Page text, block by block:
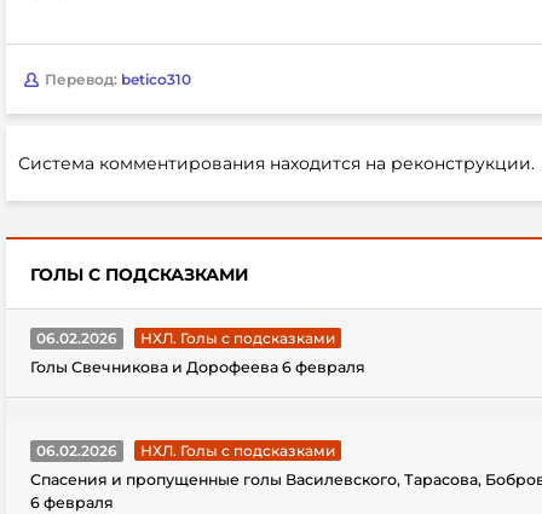
Перевод: betico310
Система комментирования находится на реконструкции.
ГОЛЫ С ПОДСКАЗКАМИ
06.02.2026
НХЛ. Голы с подсказками
Голы Свечникова и Дорофеева 6 февраля
06.02.2026
НХЛ. Голы с подсказками
Спасения и пропущенные голы Василевского, Тарасова,
6 февраля